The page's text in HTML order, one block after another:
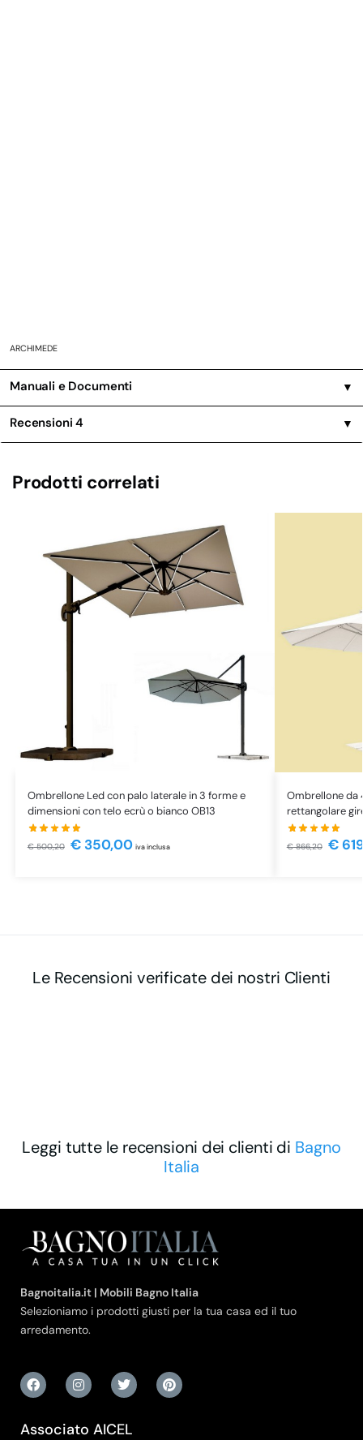
ARCHIMEDE
Manuali e Documenti ▼
Recensioni4 ▼
Prodotti correlati
Ombrellone Led con palo laterale in 3 forme e
dimensioni con telo ecrù o bianco OB13
€500,20 €350,00 iva inclusa
Ombrellone
rettangolare
€866,20 €
Le Recensioni verificate dei nostri Clienti
Leggi tutte le recensioni dei clienti di Bagno
Italia
Bagnoitalia.it | Mobili Bagno Italia
Selezioniamo i prodotti giusti per la tua casa ed il tuo
arredamento.
Associato AICEL